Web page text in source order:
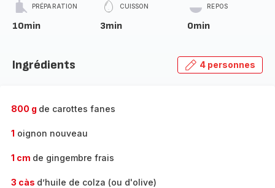
PRÉPARATION
10min
CUISSON
3min
REPOS
0min
Ingrédients 4 personnes
800 g de carottes fanes
1 oignon nouveau
1 cm de gingembre frais
3 càs d’huile de colza (ou d'olive)